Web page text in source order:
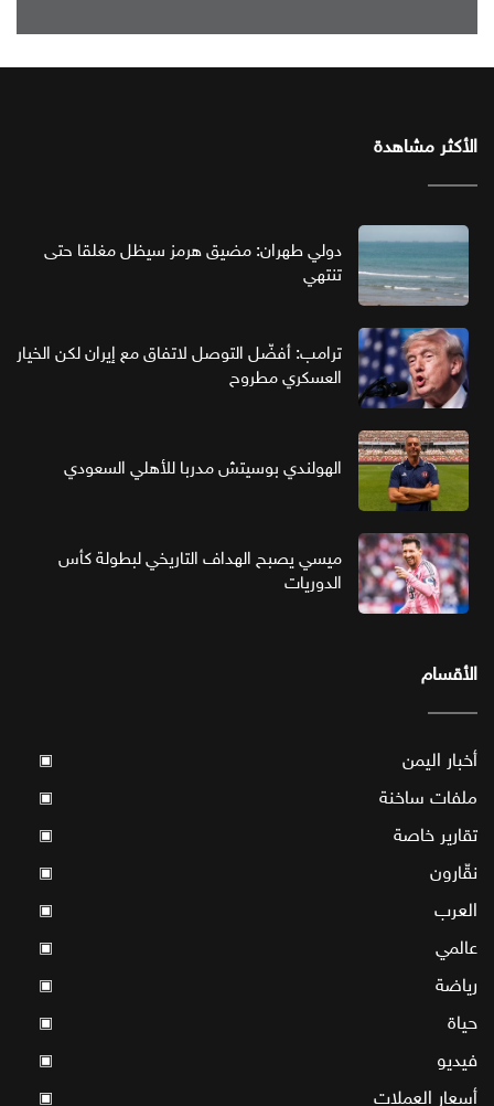
الأكثر مشاهدة
دولي طهران: مضيق هرمز سيظل مغلقا حتى
تنتهي
ترامب: أفضّل التوصل لاتفاق مع إيران لكن الخيار
العسكري مطروح
الهولندي بوسيتش مدربا للأهلي السعودي
ميسي يصبح الهداف التاريخي لبطولة كأس
الدوريات
الأقسام
أخبار اليمن ▣
ملفات ساخنة ▣
تقارير خاصة ▣
نقّارون ▣
العرب ▣
عالمي ▣
رياضة ▣
حياة ▣
فيديو ▣
أسعار العملات ▣